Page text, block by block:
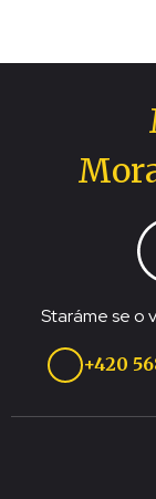
Staráme se o
+420